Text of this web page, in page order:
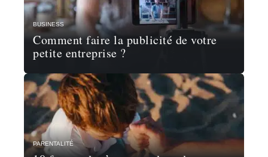
BUSINESS
Comment faire la publicité de votre
petite entreprise ?
PARENTALITÉ